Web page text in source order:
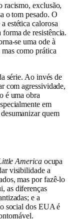
racismo, exclusão,
o tom pesado. O
estética calorosa
de resistência.
se uma ode à
como prática
série. Ao invés de
com agressividade,
é uma obra
em
quem
Americaocupa
visibilidade a
mas por fazê-lo
as diferenças
e a
social dos EUA é